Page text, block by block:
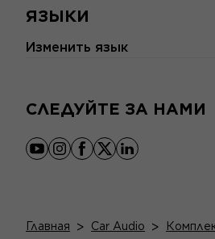
ЯЗЫКИ
Изменить язык
СЛЕДУЙТЕ ЗА НАМИ
youtube
instagram
facebook
x linkedin
Главная > Car Audio >